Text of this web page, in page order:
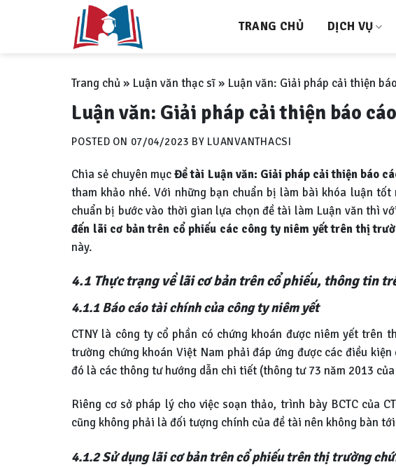
TRANG CHỦ DỊCH VỤ
Trang chủ» Luận văn thạc sĩ» Luận văn: Giải pháp cải thiện
Luận văn: Giải pháp cải thiện báo
POSTED ON 07/04/2023 BY LUANVANTHACSI
Chia sẻ chuyên mụcĐề tài Luận văn: Giải pháp cải thiện báo
tham khảo nhé. Với những bạn chuẩn bị làm bài khóa luận
chuẩn bị bước vào thời gian lựa chọn đề tài làm Luận văn thì
đến lãi cơ bản trên cổ phiếu các công ty niêm yết trên thị
này.
4.1 Thực trạng về lãi cơ bản trên cổ phiếu, thông tin
4.1.1 Báo cáo tài chính của công ty niêm yết
CTNY là công ty cổ phần có chứng khoán được niêm yết
trường chứng khoán Việt Nam phải đáp ứng được các điều
đó là các thông tư hướng dẫn chi tiết (thông tư 73 năm 2013
Riêng cơ sở pháp lý cho việc soạn thảo, trình bày BCTC của
cũng không phải là đối tượng chính của đề tài nên không bàn
4.1.2Sử dụng lãi cơ bản trên cổ phiếu trên thị trường